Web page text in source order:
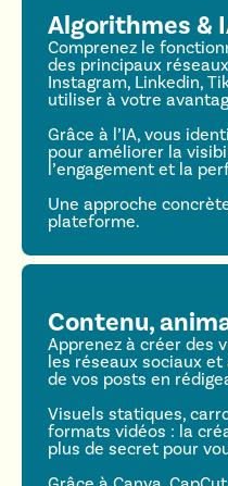
Algorithmes &
Comprenez le
des principaux
Instagram, Linkedin,
utiliser à votre
Grâce à l’IA, vous
pour améliorer la
l’engagement et la
Une approche
plateforme.
Contenu,
Apprenez à créer des
les réseaux sociaux
de vos posts en
Visuels statiques,
formats vidéos : la
plus de secret pour
Grâce à Canva,